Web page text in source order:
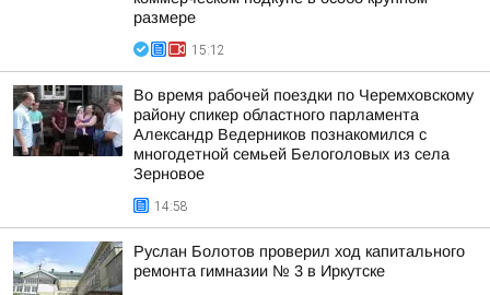
размере
15:12
Во время рабочей поездки по Черемховскому
району спикер областного парламента
Александр Ведерников познакомился с
многодетной семьей Белоголовых из села
Зерновое
14:58
Руслан Болотов проверил ход капитального
ремонта гимназии № 3 в Иркутске